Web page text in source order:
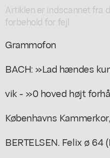
Artiklen er indscannet fra
forbehold for fejl
Grammofon
BACH: »Lad hændes
vik - »0 hoved højt
Københavns
BERTELSEN. Felix ø 64